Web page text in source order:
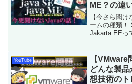
ME？の違
なに？ ゆ
ング言語
【今さら聞
ームの種類！
Jakarta EEっ
ラットフォ
YouTube
【
どんな製
想技術のト